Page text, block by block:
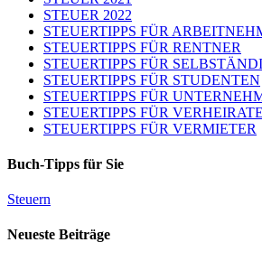
STEUER 2022
STEUERTIPPS FÜR
STEUERTIPPS FÜR RENTNER
STEUERTIPPS FÜR
STEUERTIPPS FÜR STUDENTEN
STEUERTIPPS FÜR
STEUERTIPPS FÜR
STEUERTIPPS FÜR VERMIETER
Buch-Tipps für Sie
Steuern
Neueste Beiträge